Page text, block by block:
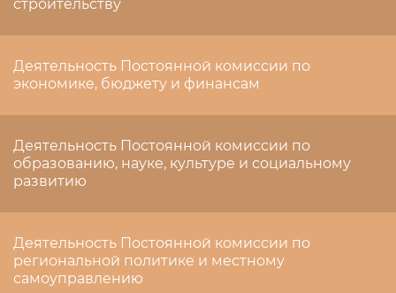
строительству
Деятельность Постоянной комиссии по
экономике, бюджету и финансам
Деятельность Постоянной комиссии по
образованию, науке, культуре и социальному
развитию
Деятельность Постоянной комиссии по
региональной политике и местному
самоуправлению